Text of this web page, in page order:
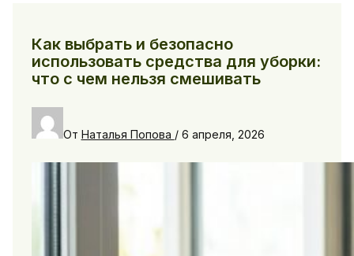
Как выбрать и безопасно
использовать средства для уборки:
что с чем нельзя смешивать
От Наталья Попова / 6 апреля, 2026